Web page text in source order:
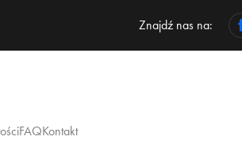
Znajdź nas na:
FAQKontakt